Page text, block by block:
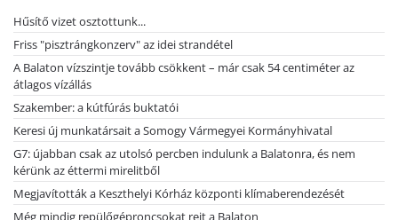
Hűsítő vizet osztottunk...
Friss "pisztrángkonzerv" az idei strandétel
A Balaton vízszintje tovább csökkent – már csak 54 centiméter az
átlagos vízállás
Szakember: a kútfúrás buktatói
Keresi új munkatársait a Somogy Vármegyei Kormányhivatal
G7: újabban csak az utolsó percben indulunk a Balatonra, és nem
kérünk az éttermi mirelitből
Megjavították a Keszthelyi Kórház központi klímaberendezését
Még mindig repülőgéproncsokat rejt a Balaton